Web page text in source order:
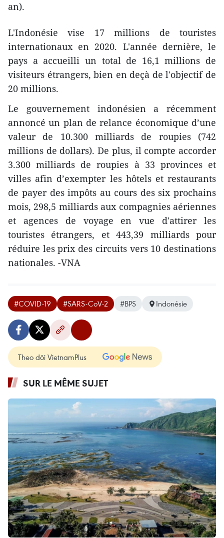
an).
L'Indonésie vise 17 millions de touristes
internationaux en 2020. L'année dernière, le
pays a accueilli un total de 16,1 millions de
visiteurs étrangers, bien en deçà de l'objectif de
20 millions.
Le gouvernement indonésien a récemment
annoncé un plan de relance économique d’une
valeur de 10.300 milliards de roupies (742
millions de dollars). De plus, il compte accorder
3.300 milliards de roupies à 33 provinces et
villes afin d’exempter les hôtels et restaurants
de payer des impôts au cours des six prochains
mois, 298,5 milliards aux compagnies aériennes
et agences de voyage en vue d'attirer les
touristes étrangers, et 443,39 milliards pour
réduire les prix des circuits vers 10 destinations
nationales. -VNA
#COVID-19 #SARS-CoV-2 #BPS Indonésie
Theo dõi VietnamPlus
SUR LE MÊME SUJET